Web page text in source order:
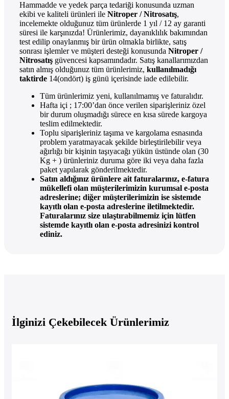
Hammadde ve yedek parça tedariği konusunda uzman
ekibi ve kaliteli ürünleri ile Nitroper / Nitrosatış,
incelemekte olduğunuz tüm ürünlerde 1 yıl / 12 ay garanti
süresi ile karşınızda! Ürünlerimiz, dayanıklılık bakımından
test edilip onaylanmış bir ürün olmakla birlikte, satış
sonrası işlemler ve müşteri desteği konusunda Nitroper /
Nitrosatış güvencesi kapsamındadır. Satış kanallarımızdan
satın almış olduğunuz tüm ürünlerimiz, kullanılmadığı
taktirde 14(ondört) iş günü içerisinde iade edilebilir.
Tüm ürünlerimiz yeni, kullanılmamış ve faturalıdır.
Hafta içi ; 17:00’dan önce verilen siparişleriniz özel
bir durum oluşmadığı sürece en kısa sürede kargoya
teslim edilmektedir.
Toplu siparişleriniz taşıma ve kargolama esnasında
problem yaratmayacak şekilde birleştirilebilir veya
ağırlığı bir kişinin taşıyacağı yükün üstünde olan (30
Kg + ) ürünleriniz duruma göre iki veya daha fazla
paket yapılarak gönderilmektedir.
Satın aldığınız ürünlere ait faturalarınız, e-fatura
mükellefi olan müşterilerimizin kurumsal e-posta
adreslerine; diğer müşterilerimizin ise sistemde
kayıtlı olan e-posta adreslerine iletilmektedir.
Faturalarınız size ulaştırabilmemiz için lütfen
sistemde kayıtlı olan e-posta adresinizi kontrol
ediniz.
İlginizi Çekebilecek Ürünlerimiz